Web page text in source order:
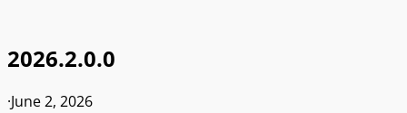
2026.2.0.0
·June 2, 2026